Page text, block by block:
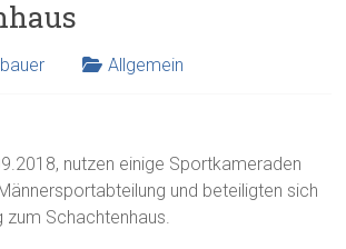
Allgemein
nutzen einige Sportkameraden
und beteiligten sich
zum Schachtenhaus.